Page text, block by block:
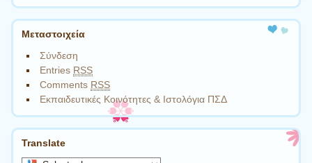
Μεταστοιχεία
Σύνδεση
Entries RSS
Comments RSS
Εκπαιδευτικές Κοινότητες & Ιστολόγια ΠΣΔ
Translate